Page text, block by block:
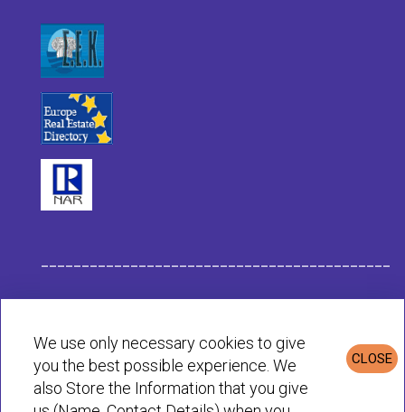
Informativa sulla Privacy e sui Cookie
CLOSE
We use only necessary cookies to give
you the best possible experience. We
also Store the Information that you give